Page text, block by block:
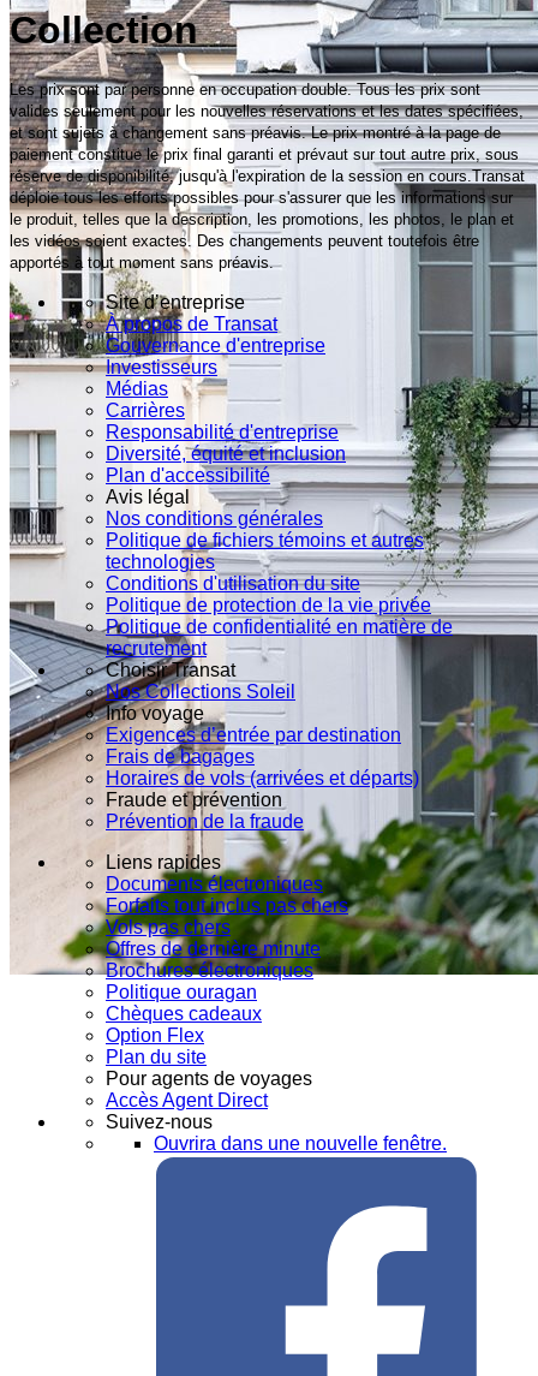
Collection
Les prix sont par personne en occupation double. Tous les prix sont
valides seulement pour les nouvelles réservations et les dates spécifiées,
et sont sujets à changement sans préavis. Le prix montré à la page de
paiement constitue le prix final garanti et prévaut sur tout autre prix, sous
réserve de disponibilité, jusqu'à l'expiration de la session en cours.Transat
déploie tous les efforts possibles pour s'assurer que les informations sur
le produit, telles que la description, les promotions, les photos, le plan et
les vidéos soient exactes. Des changements peuvent toutefois être
apportés à tout moment sans préavis.
Site d’entreprise
À propos de Transat
Gouvernance d'entreprise
Investisseurs
Médias
Carrières
Responsabilité d'entreprise
Diversité, équité et inclusion
Plan d'accessibilité
Avis légal
Nos conditions générales
Politique de fichiers témoins et autres
technologies
Conditions d'utilisation du site
Politique de protection de la vie privée
Politique de confidentialité en matière de
recrutement
Choisir Transat
Nos Collections Soleil
Info voyage
Exigences d’entrée par destination
Frais de bagages
Horaires de vols (arrivées et départs)
Fraude et prévention
Prévention de la fraude
Liens rapides
Documents électroniques
Forfaits tout inclus pas chers
Vols pas chers
Offres de dernière minute
Brochures électroniques
Politique ouragan
Chèques cadeaux
Option Flex
Plan du site
Pour agents de voyages
Accès Agent Direct
Suivez-nous
Ouvrira dans une nouvelle fenêtre.